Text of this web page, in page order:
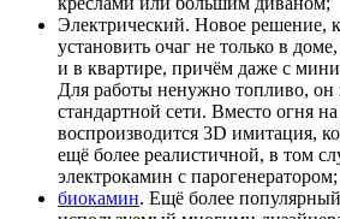
Электрический. Новое решение,
установить очаг не только в
и в квартире, причём даже с
Для работы ненужно топливо, он
стандартной сети. Вместо огня
воспроизводится 3D имитация,
ещё более реалистичной, в том
электрокамин с парогенератором;
биокамин. Ещё более